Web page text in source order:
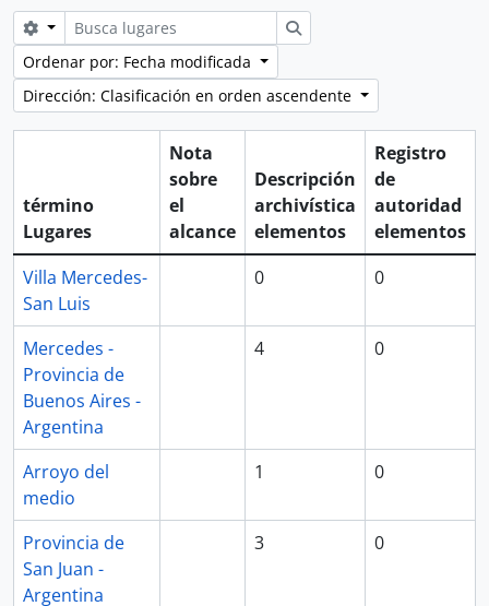
Search options
Búsqueda
Ordenar por: Fecha modificada
Dirección: Clasificación en orden ascendente
término
Lugares
Nota
sobre
el
alcance
Descripción
archivística
elementos
Registro
de
autoridad
elementos
Villa Mercedes-
San Luis
0 0
Mercedes -
Provincia de
Buenos Aires -
Argentina
4 0
Arroyo del
medio
1 0
Provincia de
San Juan -
Argentina
3 0